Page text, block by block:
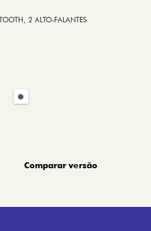
2 ALTO-FALANTES
Comparar versão